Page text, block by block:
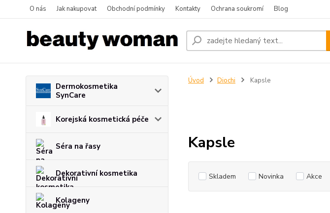
O nás Jak nakupovat Obchodní podmínky Kontakty Ochrana soukromí Blog
Dermokosmetika
SynCare
Korejská kosmetická péče
Séra na řasy
Dekorativní kosmetika
Kolageny
Úvod Diochi Kapsle
Kapsle
Skladem Novinka Akce